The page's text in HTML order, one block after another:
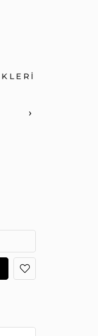
›